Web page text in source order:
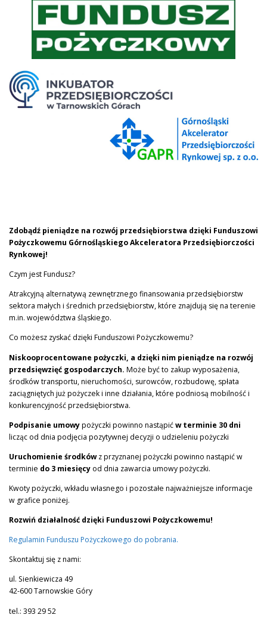
PROJEKTY KONTAKT PYTANIE DO EKSPERTA
Zdobądź pieniądze na rozwój przedsiębiorstwa dzięki Funduszowi
Pożyczkowemu Górnośląskiego Akceleratora Przedsiębiorczości
Rynkowej!
Czym jest Fundusz?
Atrakcyjną alternatywą zewnętrznego finansowania przedsiębiorstw
sektora małych i średnich przedsiębiorstw, które znajdują się na terenie
m.in. województwa śląskiego.
Co możesz zyskać dzięki Funduszowi Pożyczkowemu?
Niskooprocentowane pożyczki, a dzięki nim pieniądze na rozwój
przedsięwzięć gospodarczych. Może być to zakup wyposażenia,
środków transportu, nieruchomości, surowców, rozbudowę, spłata
zaciągniętych już pożyczek i inne działania, które podniosą mobilność i
konkurencyjność przedsiębiorstwa.
Podpisanie umowypożyczki powinno nastąpićw terminie 30 dni
licząc od dnia podjęcia pozytywnej decyzji o udzieleniu pożyczki
Uruchomienie środkówz przyznanej pożyczki powinno nastąpić w
terminie do 3 miesięcy od dnia zawarcia umowy pożyczki.
Kwoty pożyczki, wkładu własnego i pozostałe najważniejsze informacje
w grafice poniżej.
Rozwiń działalność dzięki Funduszowi Pożyczkowemu!
Regulamin Funduszu Pożyczkowego do pobrania.
Skontaktuj się z nami:
ul. Sienkiewicza 49
42-600 Tarnowskie Góry
tel.: 393 29 52